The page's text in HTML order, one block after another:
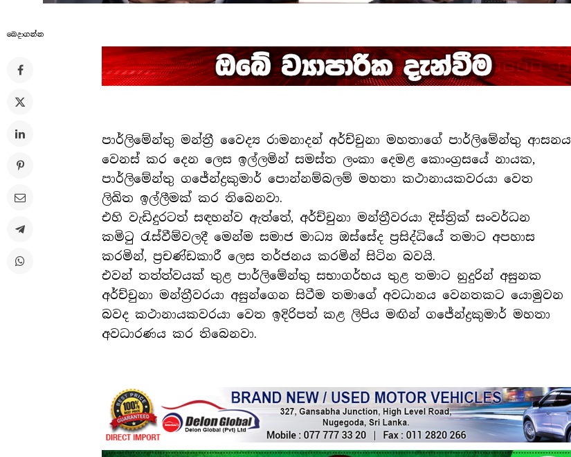
බෙදාගන්​න
පාර්ලිමේන්තු මන්ත්‍රී වෛද්‍ය රාමනාදන් අර්ච්චුනා මහතාගේ පාර්ලිමේන්තු ආසනය
වෙනස් කර දෙන ලෙස ඉල්ලමින් සමස්ත ලංකා දෙමළ කොංග්‍රසයේ නායක,
පාර්ලිමේන්තු ගජේන්ද්‍රකුමාර් පොන්නම්බලම් මහතා කථානායකවරයා වෙත
ලිඛිත ඉල්ලීමක් කර තිබෙනවා.
එහි වැඩිදුරටත් සඳහන්ව ඇත්තේ, අර්ච්චුනා මන්ත්‍රීවරයා දිස්ත්‍රික් සංවර්ධන
කමිටු රැස්වීම්වලදී මෙන්ම සමාජ මාධ්‍ය ඔස්සේද ප්‍රසිද්ධියේ තමාට අපහාස
කරමින්, ප්‍රචණ්ඩකාරී ලෙස තර්ජනය කරමින් සිටින බවයි.
එවන් තත්ත්වයක් තුළ පාර්ලිමේන්තු සභාගර්භය තුළ තමාට නුදුරින් අසුනක
අර්ච්චුනා මන්ත්‍රීවරයා අසුන්ගෙන සිටීම තමාගේ අවධානය වෙනතකට යොමුවන
බවද කථානායකවරයා වෙත ඉදිරිපත් කළ ලිපිය මඟින් ගජේන්ද්‍රකුමාර් මහතා
අවධාරණය කර තිබෙනවා.